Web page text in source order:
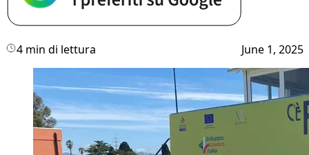
4 min di lettura June 1, 2025